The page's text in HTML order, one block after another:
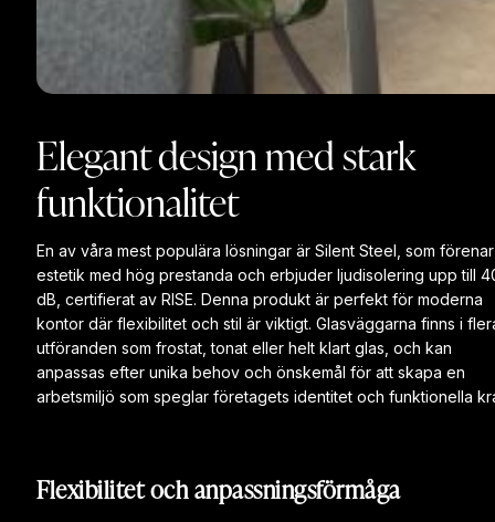
Elegant design med stark
funktionalitet
En av våra mest populära lösningar är Silent Steel, som förenar
estetik med hög prestanda och erbjuder ljudisolering upp till
dB, certifierat av RISE. Denna produkt är perfekt för moderna
kontor där flexibilitet och stil är viktigt. Glasväggarna finns i
utföranden som frostat, tonat eller helt klart glas, och kan
anpassas efter unika behov och önskemål för att skapa en
arbetsmiljö som speglar företagets identitet och funktionella
Flexibilitet och anpassningsförmåga